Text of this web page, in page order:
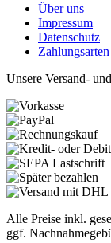
Über uns
Impressum
Datenschutz
Zahlungsarten
Unsere Versand-
Alle Preise inkl.
ggf.